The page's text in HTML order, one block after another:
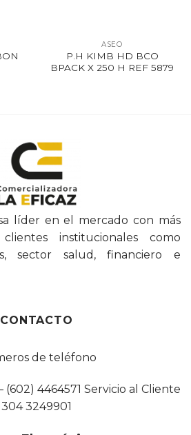
ASEO
P.H KIMB HD BCO
BPACK X 250 H REF 5879
líder en el mercado con más
institucionales como
sector salud, financiero e
CONTACTO
de teléfono
(602) 4464571 Servicio al Cliente
304 3249901